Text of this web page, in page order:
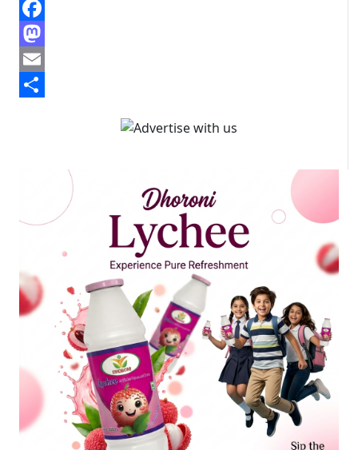
Facebook
Mastodon
Email